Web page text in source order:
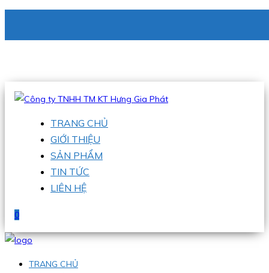
Hotline:0938 336 079
TRANG CHỦ
GIỚI THIỆU
SẢN PHẨM
TIN TỨC
LIÊN HỆ
0
TRANG CHỦ